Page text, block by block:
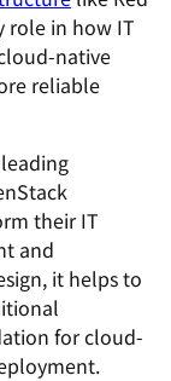
role in how IT
native
reliable
their IT
and
it helps to
for cloud-